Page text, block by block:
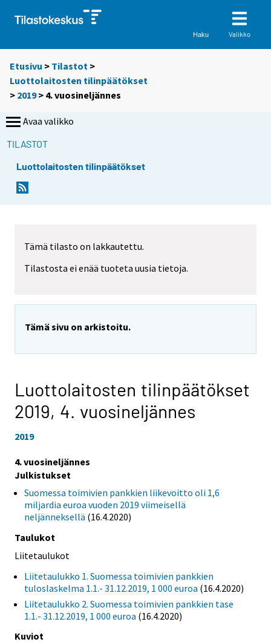
Haku Valikko
Etusivu > Tilastot >
Luottolaitosten tilinpäätökset
> 2019> 4. vuosineljännes
Avaa valikko
TILASTOT
Luottolaitosten tilinpäätökset
Tämä tilasto on lakkautettu.
Tilastosta ei enää tuoteta uusia tietoja.
Tämä sivu on arkistoitu.
Luottolaitosten tilinpäätökset
2019, 4. vuosineljännes
2019
4. vuosineljännes
Julkistukset
Suomessa toimivien pankkien liikevoitto oli 1,6
miljardia euroa vuoden 2019 viimeisellä
neljänneksellä (16.4.2020)
Taulukot
Liitetaulukot
Liitetaulukko 1. Suomessa toimivien pankkien
tuloslaskelma 1.1.- 31.12.2019, 1 000 euroa (16.4.2020)
Liitetaulukko 2. Suomessa toimivien pankkien tase
1.1.- 31.12.2019, 1 000 euroa (16.4.2020)
Kuviot